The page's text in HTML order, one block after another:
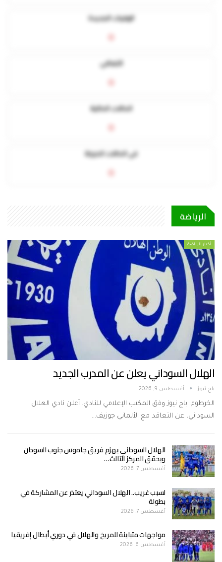
التعافي
في الحالات الحرجة
الرياضة
أخبار الرياضة
الهلال السوداني يعلن عن المدرب الجديد
باج نيوز أغسطس 9, 2026
الخرطوم: باج نيوز وفق المكتب الإعلامي للنادي. أعلن نادي الهلال
السوداني، عن التعاقد مع الألماني جوزيف…
الهلال السوداني يهزم فريق جاموس جنوب السودان
ويحقق المركز الثالث…
أغسطس 7, 2026
لسبب غريب.. الهلال السوداني يعتذر عن المشاركة في
بطولة
أغسطس 7, 2026
مواجهات متباينة للمريخ والهلال في دوري أبطال إفريقيا
أغسطس 6, 2026